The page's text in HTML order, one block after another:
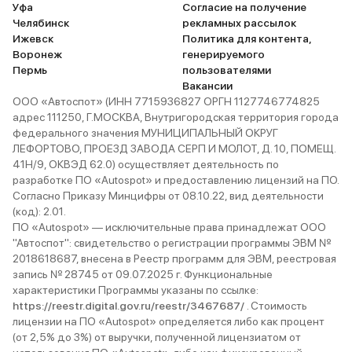
Уфа
Челябинск
Ижевск
Воронеж
Пермь
Согласие на получение
рекламных рассылок
Политика для контента,
генерируемого
пользователями
Вакансии
ООО «Автоспот» (ИНН 7715936827 ОРГН 1127746774825
адрес 111250, Г.МОСКВА, Внутригородская территория города
федерального значения МУНИЦИПАЛЬНЫЙ ОКРУГ
ЛЕФОРТОВО, ПРОЕЗД ЗАВОДА СЕРП И МОЛОТ, Д. 10, ПОМЕЩ.
41Н/9, ОКВЭД 62.0) осуществляет деятельность по
разработке ПО «Autospot» и предоставлению лицензий на ПО.
Согласно Приказу Минцифры от 08.10.22, вид деятельности
(код): 2.01.
ПО «Autospot» — исключительные права принадлежат ООО
"Автоспот": свидетельство о регистрации программы ЭВМ №
2018618687, внесена в Реестр программ для ЭВМ, реестровая
запись № 28745 от 09.07.2025 г. Функциональные
характеристики Программы указаны по ссылке:
https://reestr.digital.gov.ru/reestr/3467687/ . Стоимость
лицензии на ПО «Autospot» определяется либо как процент
(от 2,5% до 3%) от выручки, полученной лицензиатом от